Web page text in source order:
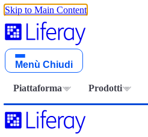
Skip to Main Content
Menù Chiudi
Piattaforma Prodotti